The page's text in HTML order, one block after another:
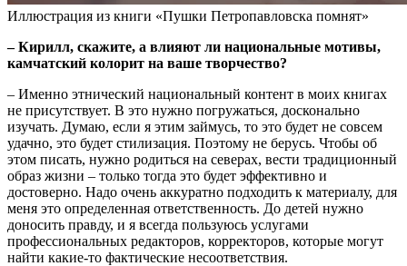
Иллюстрация из книги «Пушки Петропавловска помнят»
– Кирилл, скажите, а влияют ли национальные мотивы,
камчатский колорит на ваше творчество?
– Именно этнический национальный контент в моих книгах
не присутствует. В это нужно погружаться, досконально
изучать. Думаю, если я этим займусь, то это будет не совсем
удачно, это будет стилизация. Поэтому не берусь. Чтобы об
этом писать, нужно родиться на северах, вести традиционный
образ жизни – только тогда это будет эффективно и
достоверно. Надо очень аккуратно подходить к материалу, для
меня это определенная ответственность. До детей нужно
доносить правду, и я всегда пользуюсь услугами
профессиональных редакторов, корректоров, которые могут
найти какие-то фактические несоответствия.